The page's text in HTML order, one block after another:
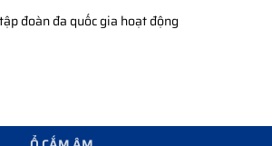
đoàn đa quốc gia hoạt động